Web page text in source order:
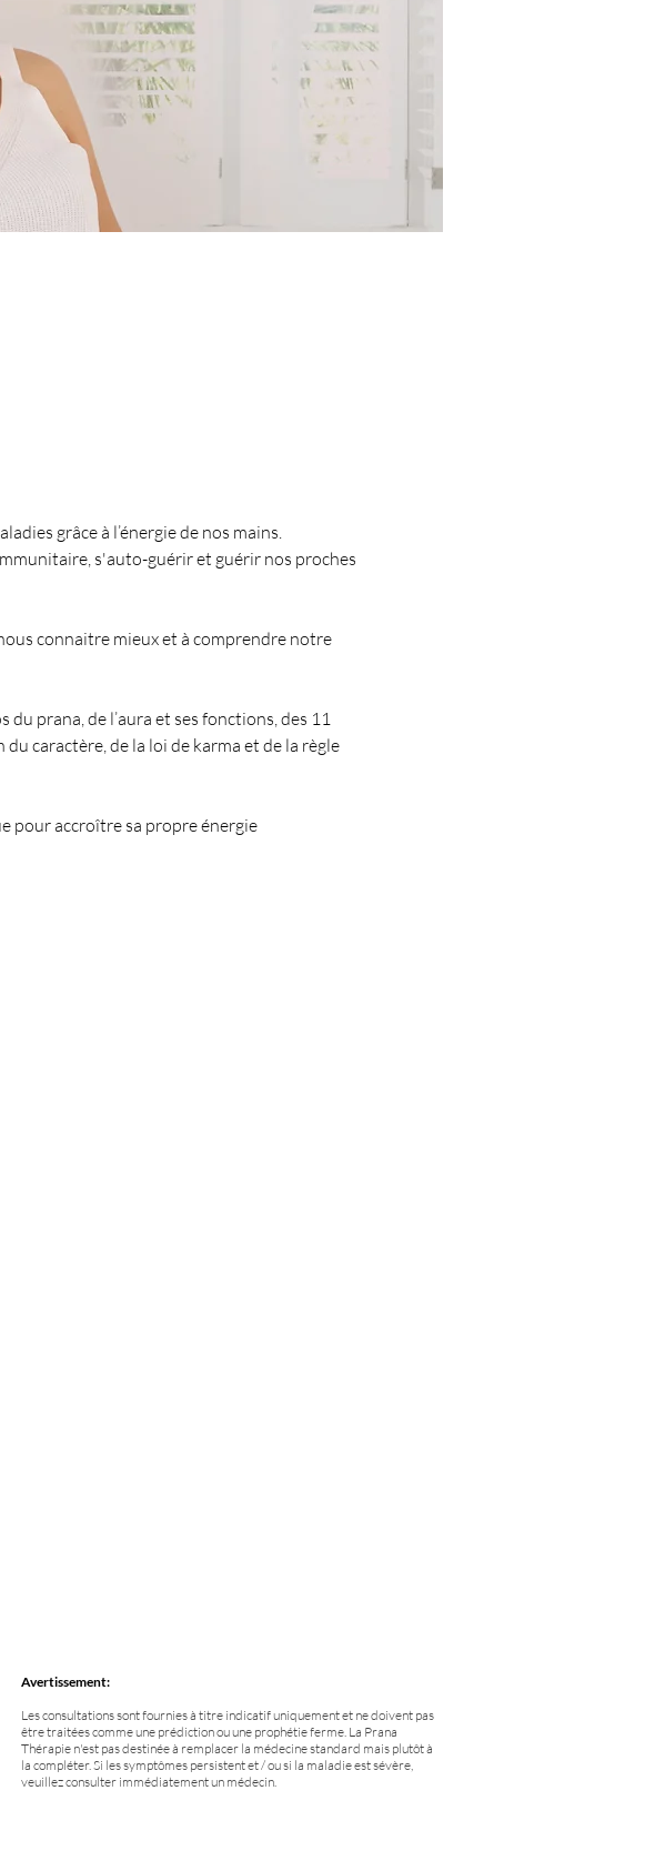
grâce à l’énergie de nos mains.
s'auto-guérir et guérir nos proches
connaitre mieux et à comprendre notre
prana, de l’aura et ses fonctions, des 11
caractère, de la loi de karma et de la règle
pour accroître sa propre énergie
Avertissement:
Les consultations sont fournies à titre indicatif uniquement et ne doivent pas
être traitées comme une prédiction ou une prophétie ferme. La Prana
Thérapie n'est pas destinée à remplacer la médecine standard mais plutôt à
la compléter. Si les symptômes persistent et / ou si la maladie est sévère,
veuillez consulter immédiatement un médecin.